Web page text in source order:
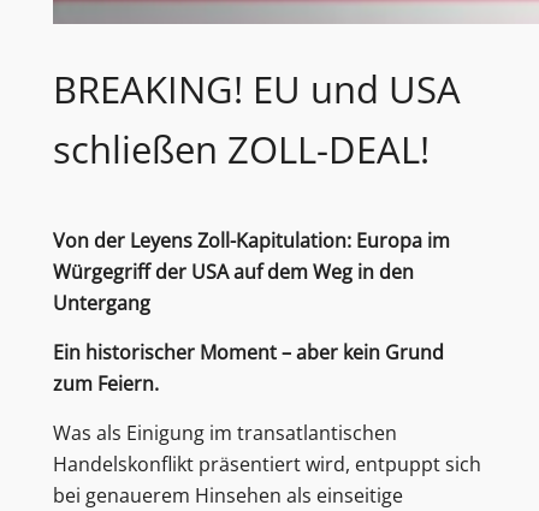
BREAKING! EU und USA
schließen ZOLL-DEAL!
Von der Leyens Zoll-Kapitulation: Europa im
Würgegriff der USA auf dem Weg in den
Untergang
Ein historischer Moment – aber kein Grund
zum Feiern.
Was als Einigung im transatlantischen
Handelskonflikt präsentiert wird, entpuppt sich
bei genauerem Hinsehen als einseitige